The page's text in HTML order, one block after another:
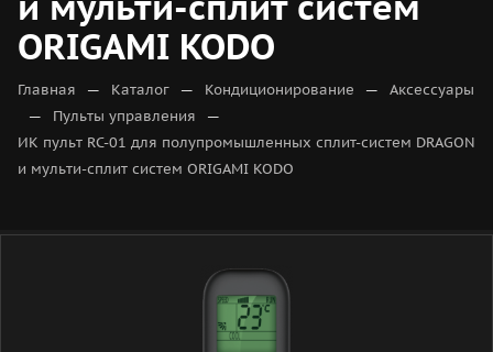
ORIGAMI KODO
Главная — Каталог — Кондиционирование — Аксессуары
— Пульты управления —
ИК пульт RC-01 для полупромышленных сплит-систем DRAGON
и мульти-сплит систем ORIGAMI KODO